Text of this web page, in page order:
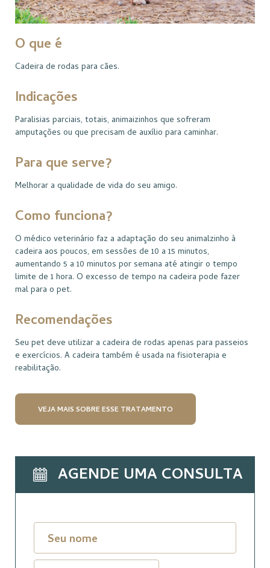
O que é
Cadeira de rodas para cães.
Indicações
Paralisias parciais, totais, animaizinhos que sofreram
amputações ou que precisam de auxílio para caminhar.
Para que serve?
Melhorar a qualidade de vida do seu amigo.
Como funciona?
O médico veterinário faz a adaptação do seu animalzinho à
cadeira aos poucos, em sessões de 10 a 15 minutos,
aumentando 5 a 10 minutos por semana até atingir o tempo
limite de 1 hora. O excesso de tempo na cadeira pode fazer
mal para o pet.
Recomendações
Seu pet deve utilizar a cadeira de rodas apenas para passeios
e exercícios. A cadeira também é usada na fisioterapia e
reabilitação.
VEJA MAIS SOBRE ESSE TRATAMENTO
AGENDE UMA CONSULTA
Seu nome